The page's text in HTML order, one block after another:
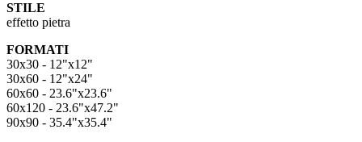
STILE
effetto pietra
FORMATI
30x30 - 12"x12"
30x60 - 12"x24"
60x60 - 23.6"x23.6"
60x120 - 23.6"x47.2"
90x90 - 35.4"x35.4"